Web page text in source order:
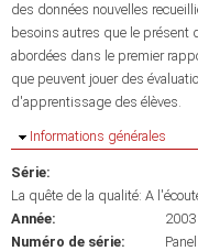
des données nouvelles
besoins autres que le présent
abordées dans le premier
que peuvent jouer des
d'apprentissage des élèves.
Masquer
Informations générales
Série:
La quête de la qualité: A
Année:
2003
Numéro de série: